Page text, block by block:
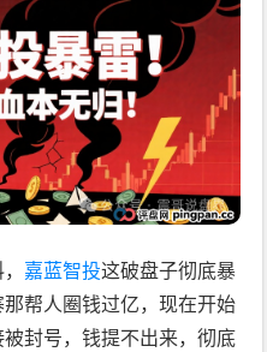
嘉蓝智投这破盘子彻底暴
帮人圈钱过亿，现在开始
封号，钱提不出来，彻底